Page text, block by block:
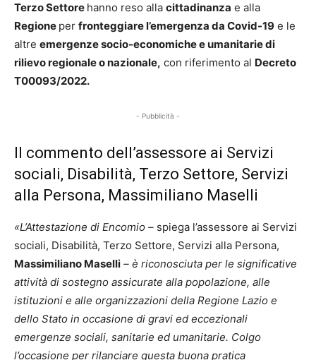
Terzo Settore hanno reso alla cittadinanza e alla
Regione per fronteggiare l’emergenza da Covid-19 e le
altre emergenze socio-economiche e umanitarie di
rilievo regionale o nazionale, con riferimento al Decreto
T00093/2022.
- Pubblicità -
Il commento dell’assessore ai Servizi
sociali, Disabilità, Terzo Settore, Servizi
alla Persona, Massimiliano Maselli
«L’Attestazione di Encomio – spiega l’assessore ai Servizi
sociali, Disabilità, Terzo Settore, Servizi alla Persona,
Massimiliano Maselli – è riconosciuta per le significative
attività di sostegno assicurate alla popolazione, alle
istituzioni e alle organizzazioni della Regione Lazio e
dello Stato in occasione di gravi ed eccezionali
emergenze sociali, sanitarie ed umanitarie. Colgo
l’occasione per rilanciare questa buona pratica